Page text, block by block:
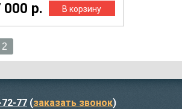
000 р.
2
77 (заказать звонок)